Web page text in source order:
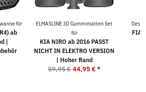
für
ab
|
ELMASLINE 3D Gummimatten Set
für
KIA NIRO ab 2016 PASST
NICHT IN ELEKTRO VERSION
| Hoher Rand
59,95 € 44,95 €*